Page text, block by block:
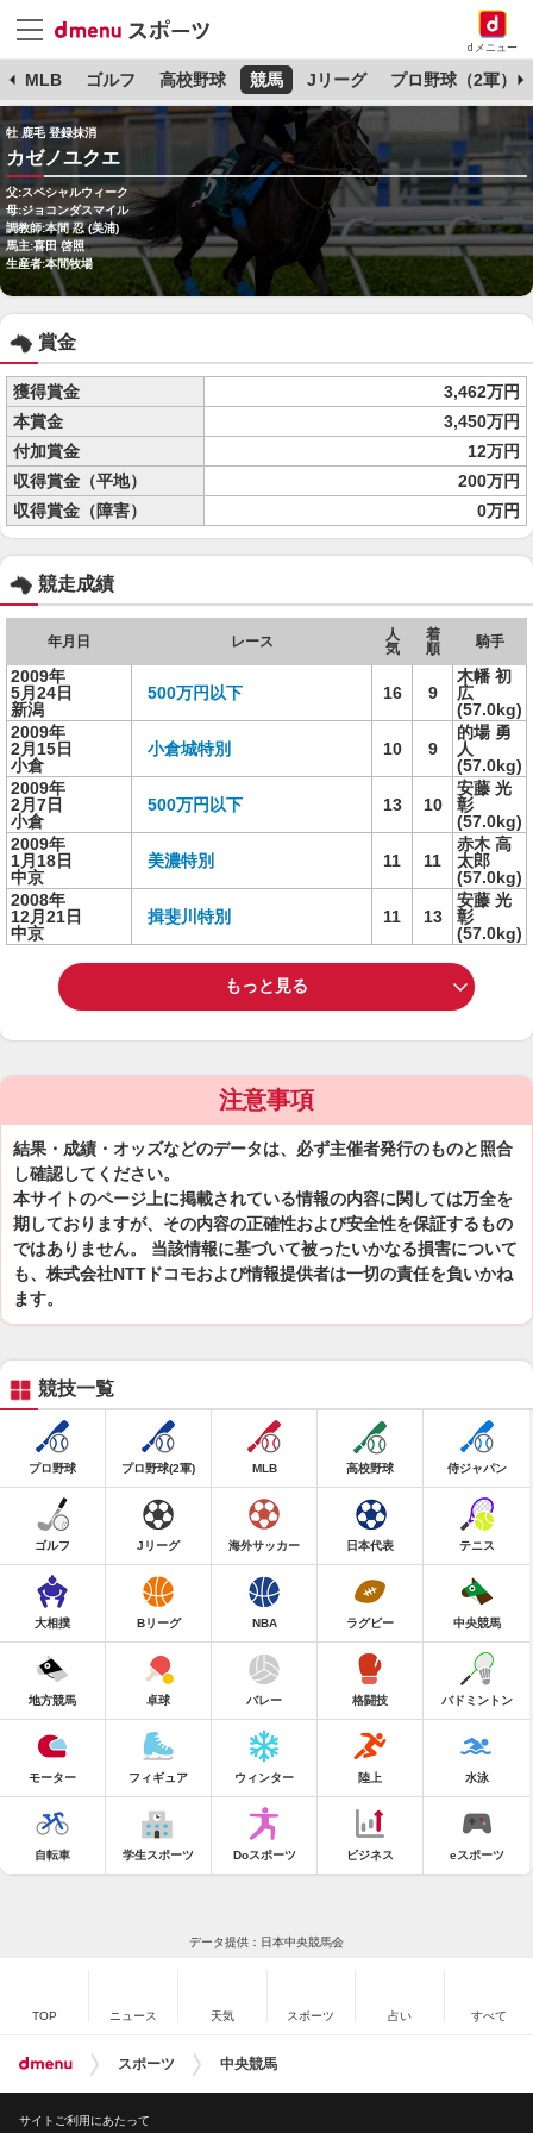
dメニュー
MLB ゴルフ 高校野球 競馬 Jリーグ プロ野球（2軍）
牡 鹿毛 登録抹消
カゼノユクエ
父:スペシャルウィーク
母:ジョコンダスマイル
調教師:本間 忍 (美浦)
馬主:喜田 啓照
生産者:本間牧場
賞金
獲得賞金
3,462万円
本賞金
3,450万円
付加賞金
12万円
収得賞金（平地）
200万円
収得賞金（障害）
0万円
競走成績
年月日 レース
人
気
着
順
騎手
2009年
5月24日
新潟
500万円以下 16 9
木幡 初
広
(57.0kg)
2009年
2月15日
小倉
小倉城特別 10 9
的場 勇
人
(57.0kg)
2009年
2月7日
小倉
500万円以下 13 10
安藤 光
彰
(57.0kg)
2009年
1月18日
中京
美濃特別 11 11
赤木 高
太郎
(57.0kg)
2008年
12月21日
中京
揖斐川特別 11 13
安藤 光
彰
(57.0kg)
もっと見る
注意事項
結果・成績・オッズなどのデータは、必ず主催者発行のものと照合
し確認してください。
本サイトのページ上に掲載されている情報の内容に関しては万全を
期しておりますが、その内容の正確性および安全性を保証するもの
ではありません。 当該情報に基づいて被ったいかなる損害について
も、株式会社NTTドコモおよび情報提供者は一切の責任を負いかね
ます。
競技一覧
プロ野球 プロ野球(2軍) MLB 高校野球 侍ジャパン
ゴルフ Jリーグ 海外サッカー 日本代表 テニス
大相撲 Bリーグ NBA ラグビー 中央競馬
地方競馬 卓球 バレー 格闘技 バドミントン
モーター フィギュア ウィンター 陸上 水泳
自転車 学生スポーツ Doスポーツ ビジネス eスポーツ
データ提供：日本中央競馬会
TOP ニュース 天気 スポーツ 占い すべて
スポーツ 中央競馬
サイトご利用にあたって